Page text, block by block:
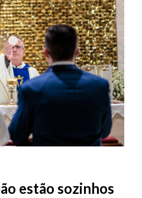
estão sozinhos